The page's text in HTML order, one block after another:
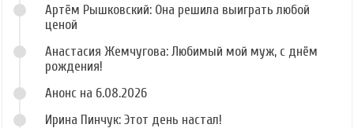
Артём Рышковский: Она решила выиграть любой
ценой
Анастасия Жемчугова: Любимый мой муж, с днём
рождения!
Анонс на 6.08.2026
Ирина Пинчук: Этот день настал!